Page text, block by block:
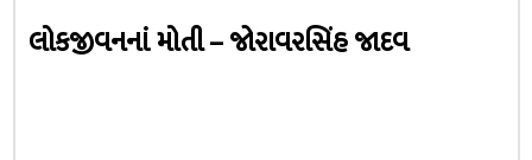
લોકજીવનનાં મોતી – જોરાવરસિંહ જાદવ